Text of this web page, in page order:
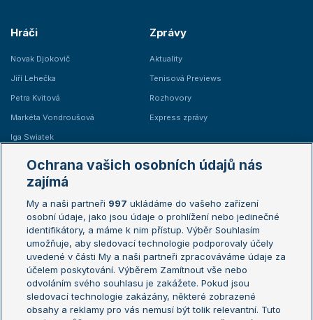
Hráči
Novak Djokovič
Jiří Lehečka
Petra Kvitová
Markéta Vondroušová
Iga Swiatek
Zprávy
Aktuality
Tenisová Previews
Rozhovory
Express zprávy
Žebříčky
Žebříček ATP (muži)
Žebříček WTA (ženy)
Sázkařský žebříček
Australian Open
French Open
Wimbledon
US Open
Turnaj mistrů
Turnaj mistryň
Ochrana vašich osobních údajů nás
zajímá
My a naši partneři 997 ukládáme do vašeho zařízení
osobní údaje, jako jsou údaje o prohlížení nebo jedinečné
identifikátory, a máme k nim přístup. Výběr Souhlasím
umožňuje, aby sledovací technologie podporovaly účely
uvedené v části My a naši partneři zpracováváme údaje za
účelem poskytování. Výběrem Zamítnout vše nebo
odvoláním svého souhlasu je zakážete. Pokud jsou
sledovací technologie zakázány, některé zobrazené
obsahy a reklamy pro vás nemusí být tolik relevantní. Tuto